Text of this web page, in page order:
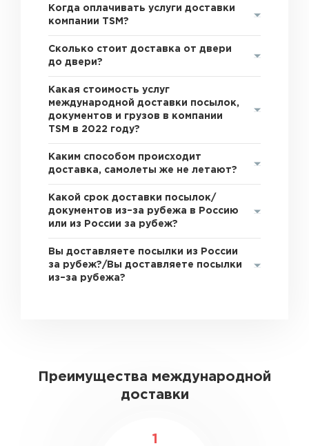
Когда оплачивать услуги доставки
компании TSM?
Сколько стоит доставка от двери
до двери?
Какая стоимость услуг
международной доставки посылок,
документов и грузов в компании
TSM в 2022 году?
Каким способом происходит
доставка, самолеты же не летают?
Какой срок доставки посылок/
документов из–за рубежа в Россию
или из России за рубеж?
Вы доставляете посылки из России
за рубеж?/Вы доставляете посылки
из–за рубежа?
Преимущества международной
доставки
1